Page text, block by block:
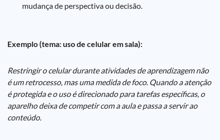
mudança de perspectiva ou decisão.
Exemplo (tema: uso de celular em sala):
Restringir o celular durante atividades de aprendizagem não
é um retrocesso, mas uma medida de foco. Quando a atenção
é protegida e o uso é direcionado para tarefas específicas, o
aparelho deixa de competir com a aula e passa a servir ao
conteúdo.